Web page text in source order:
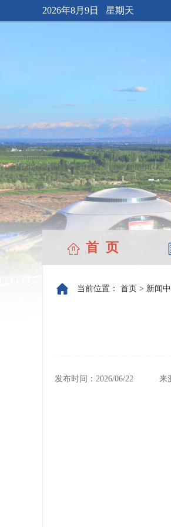
2026年8月9日 星期天
首 页
当前位置： 首页 > 新闻
发布时间：2026/06/22 来